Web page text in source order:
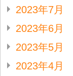
2023年7月
2023年6月
2023年5月
2023年4月